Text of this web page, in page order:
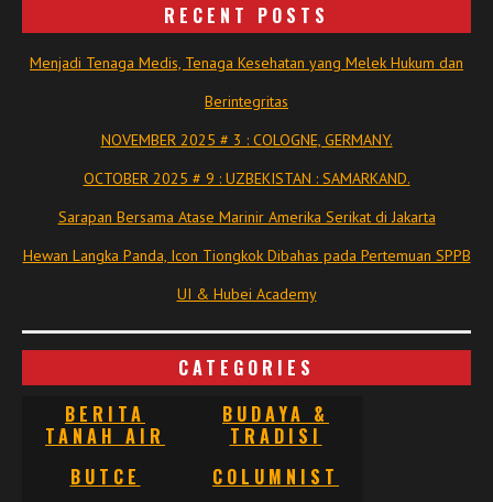
RECENT POSTS
Menjadi Tenaga Medis, Tenaga Kesehatan yang Melek Hukum dan
Berintegritas
NOVEMBER 2025 # 3 : COLOGNE, GERMANY.
OCTOBER 2025 # 9 : UZBEKISTAN : SAMARKAND.
Sarapan Bersama Atase Marinir Amerika Serikat di Jakarta
Hewan Langka Panda, Icon Tiongkok Dibahas pada Pertemuan SPPB
UI & Hubei Academy
CATEGORIES
BERITA
TANAH AIR
BUDAYA &
TRADISI
BUTCE
COLUMNIST